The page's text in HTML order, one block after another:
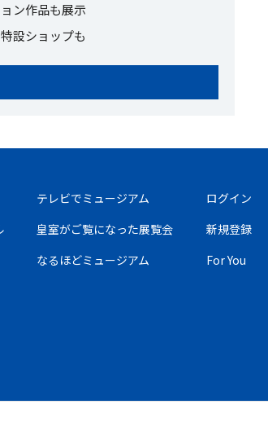
ン作品も展示
設ショップも
テレビでミュージアム
皇室がご覧になった展覧会
なるほどミュージアム
ログイン
新規登録
For You